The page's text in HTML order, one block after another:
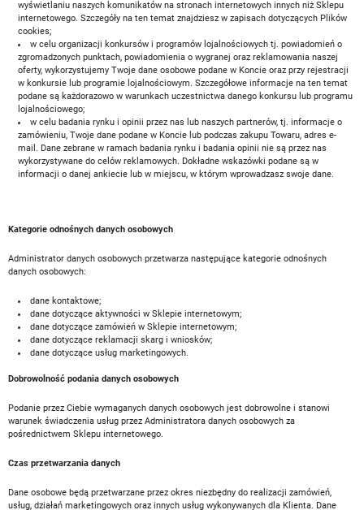
wyświetlaniu naszych komunikatów na stronach internetowych innych niż Sklepu
internetowego. Szczegóły na ten temat znajdziesz w zapisach dotyczących Plików
cookies;
w celu organizacji konkursów i programów lojalnościowych tj. powiadomień o
zgromadzonych punktach, powiadomienia o wygranej oraz reklamowania naszej
oferty, wykorzystujemy Twoje dane osobowe podane w Koncie oraz przy rejestracji
w konkursie lub programie lojalnościowym. Szczegółowe informacje na ten temat
podane są każdorazowo w warunkach uczestnictwa danego konkursu lub programu
lojalnościowego;
w celu badania rynku i opinii przez nas lub naszych partnerów, tj. informacje o
zamówieniu, Twoje dane podane w Koncie lub podczas zakupu Towaru, adres e-
mail. Dane zebrane w ramach badania rynku i badania opinii nie są przez nas
wykorzystywane do celów reklamowych. Dokładne wskazówki podane są w
informacji o danej ankiecie lub w miejscu, w którym wprowadzasz swoje dane.
Kategorie odnośnych danych osobowych
Administrator danych osobowych przetwarza następujące kategorie odnośnych
danych osobowych:
dane kontaktowe;
dane dotyczące aktywności w Sklepie internetowym;
dane dotyczące zamówień w Sklepie internetowym;
dane dotyczące reklamacji skarg i wniosków;
dane dotyczące usług marketingowych.
Dobrowolność podania danych osobowych
Podanie przez Ciebie wymaganych danych osobowych jest dobrowolne i stanowi
warunek świadczenia usług przez Administratora danych osobowych za
pośrednictwem Sklepu internetowego.
Czas przetwarzania danych
Dane osobowe będą przetwarzane przez okres niezbędny do realizacji zamówień,
usług, działań marketingowych oraz innych usług wykonywanych dla Klienta. Dane